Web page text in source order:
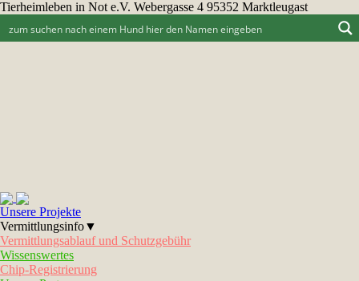
Tierheimleben in Not e.V. Webergasse 4 95352 Marktleugast
Unsere Projekte
Vermittlungsinfo▼
Vermittlungsablauf und Schutzgebühr
Wissenswertes
Chip-Registrierung